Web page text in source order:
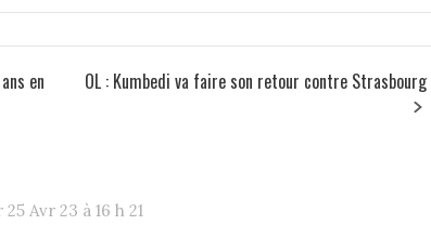
en
OL : Kumbedi va faire son retour contre Strasbourg
25 Avr 23 à 16 h 21